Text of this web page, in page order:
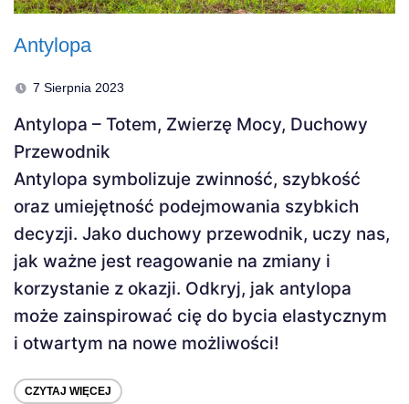
Antylopa
7 Sierpnia 2023
Antylopa – Totem, Zwierzę Mocy, Duchowy
Przewodnik
Antylopa symbolizuje zwinność, szybkość
oraz umiejętność podejmowania szybkich
decyzji. Jako duchowy przewodnik, uczy nas,
jak ważne jest reagowanie na zmiany i
korzystanie z okazji. Odkryj, jak antylopa
może zainspirować cię do bycia elastycznym
i otwartym na nowe możliwości!
CZYTAJ WIĘCEJ